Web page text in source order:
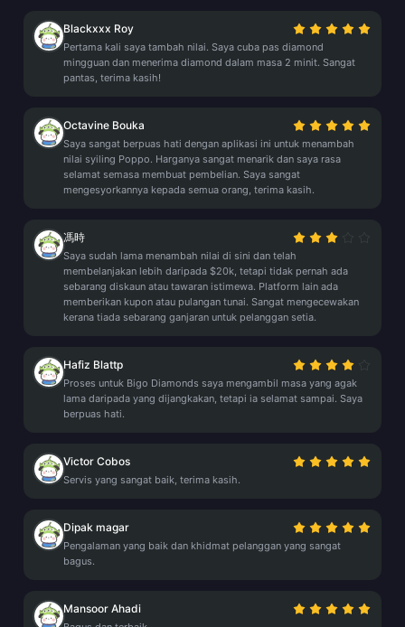
Blackxxx Roy
Pertama kali saya tambah nilai. Saya cuba pas diamond
mingguan dan menerima diamond dalam masa 2 minit. Sangat
pantas, terima kasih!
Octavine Bouka
Saya sangat berpuas hati dengan aplikasi ini untuk menambah
nilai syiling Poppo. Harganya sangat menarik dan saya rasa
selamat semasa membuat pembelian. Saya sangat
mengesyorkannya kepada semua orang, terima kasih.
馮時
Saya sudah lama menambah nilai di sini dan telah
membelanjakan lebih daripada $20k, tetapi tidak pernah ada
sebarang diskaun atau tawaran istimewa. Platform lain ada
memberikan kupon atau pulangan tunai. Sangat mengecewakan
kerana tiada sebarang ganjaran untuk pelanggan setia.
Hafiz Blattp
Proses untuk Bigo Diamonds saya mengambil masa yang agak
lama daripada yang dijangkakan, tetapi ia selamat sampai. Saya
berpuas hati.
Victor Cobos
Servis yang sangat baik, terima kasih.
Dipak magar
Pengalaman yang baik dan khidmat pelanggan yang sangat
bagus.
Mansoor Ahadi